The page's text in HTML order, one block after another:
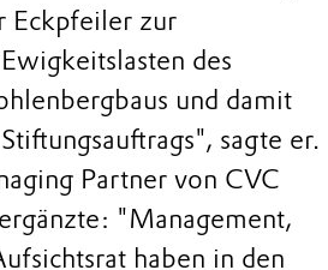
Eckpfeiler zur
des
und damit
sagte er.
Partner von CVC
"Management,
haben in den